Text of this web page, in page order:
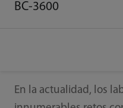
BC-3600
En la actualidad, los